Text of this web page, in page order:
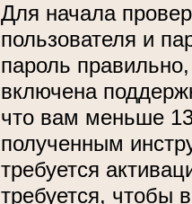
Для начала
пользователя и
пароль
включена
что вам меньше
полученным
требуется
требуется, чтобы